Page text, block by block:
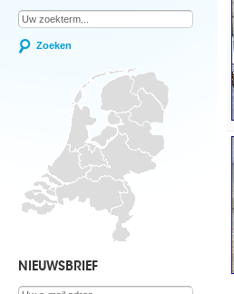
Zoeken
NIEUWSBRIEF